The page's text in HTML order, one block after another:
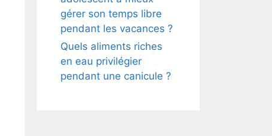
gérer son temps libre
pendant les vacances ?
Quels aliments riches
en eau privilégier
pendant une canicule ?